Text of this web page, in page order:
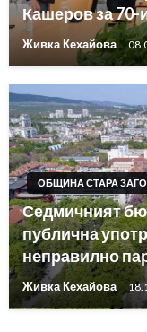
Кашеров за
Живка Кехайова
ОБЩИНА СТАРА
Седмичният
публична
неправилно
Живка Кехайова